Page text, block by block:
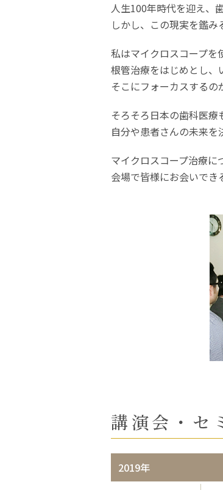
人生100年時代を迎え、
しかし、この現実を鑑み
私はマイクロスコープを
根管治療をはじめとし、
そこにフォーカスするの
そろそろ日本の歯科医
自分や患者さんの未来を
マイクロスコープ治療に
会場で皆様にお会いでき
講演会・セ
2019年